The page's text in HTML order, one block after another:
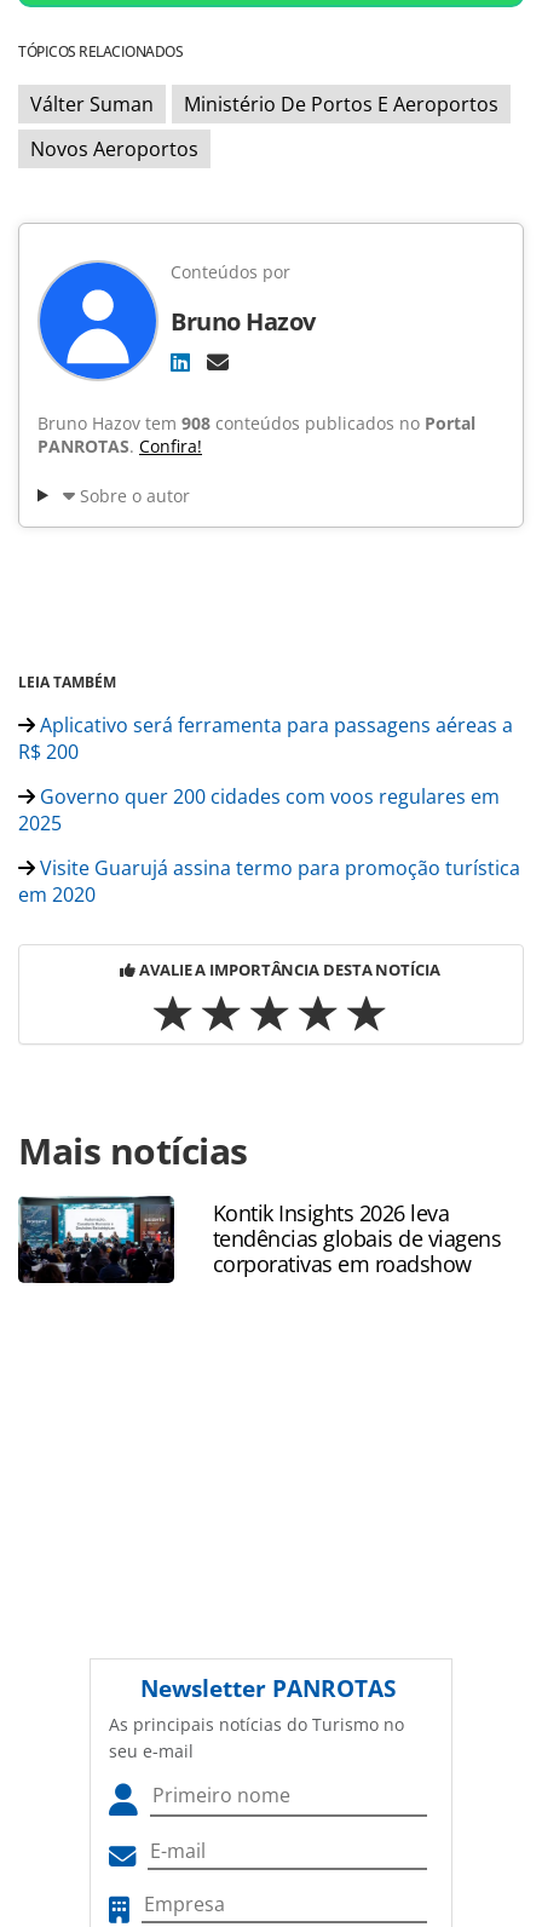
TÓPICOS RELACIONADOS
Válter Suman
Ministério De Portos E Aeroportos
Novos Aeroportos
Conteúdos por
Bruno Hazov
Bruno Hazov tem 908 conteúdos publicados no Portal
PANROTAS. Confira!
Sobre o autor
LEIA TAMBÉM
Aplicativo será ferramenta para passagens aéreas a
R$ 200
Governo quer 200 cidades com voos regulares em
2025
Visite Guarujá assina termo para promoção turística
em 2020
AVALIE A IMPORTÂNCIA DESTA NOTÍCIA
https://www.panrotas.com.br/100xbrasil/concessoes/
no-litoral-de-sp-lanca-edital-para-inicio-de-obras-do-
aeroporto_197881.html ou as ferramentas oferecidas na
página. Todo o conteúdo produzido pela PANROTAS
Editora é protegido pela legislação brasileira sobre direito
autoral. Não reproduza o conteúdo sem autorização da
Mais notícias
Kontik Insights 2026 leva
tendências globais de viagens
corporativas em roadshow
Newsletter PANROTAS
As principais notícias do Turismo no
seu e-mail